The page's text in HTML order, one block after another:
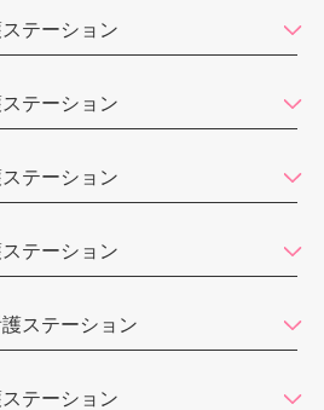
ーション
コルディアーレ新宿
リハビリステーション
ンター
テーション
テーション
テーション
テーション
テーション
ステーション
テーション